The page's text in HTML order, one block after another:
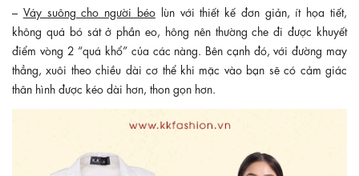
– Váy suông cho người béolùn với thiết kế đơn giản, ít họa tiết,
không quá bó sát ở phần eo, hông nên thường che đi được khuyết
điểm vòng 2 “quá khổ” của các nàng. Bên cạnh đó, với đường may
thẳng, xuôi theo chiều dài cơ thể khi mặc vào bạn sẽ có cảm giác
thân hình được kéo dài hơn, thon gọn hơn.